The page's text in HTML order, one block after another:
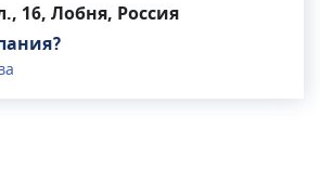
16, Лобня, Россия